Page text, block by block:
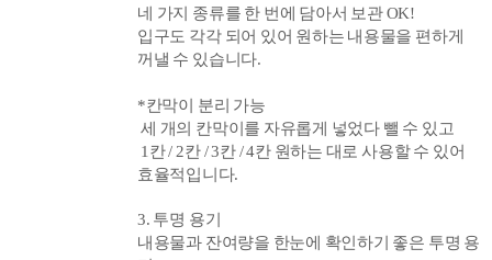
네 가지 종류를 한 번에 담아서 보관 OK!
입구도 각각 되어 있어 원하는 내용물을 편하게
꺼낼 수 있습니다.
*칸막이 분리 가능
세 개의 칸막이를 자유롭게 넣었다 뺄 수 있고
1칸 / 2칸 / 3칸 / 4칸 원하는 대로 사용할 수 있어
효율적입니다.
3. 투명 용기
내용물과 잔여량을 한눈에 확인하기 좋은 투명 용